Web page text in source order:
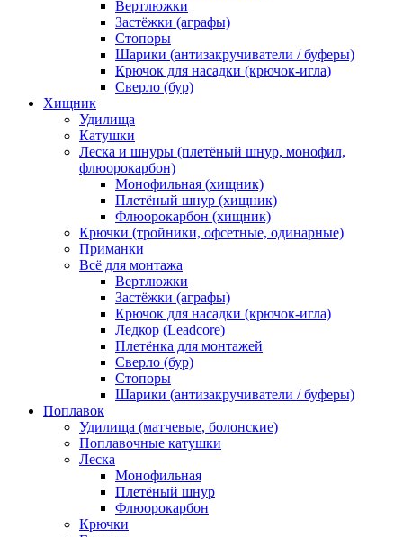
Вертлюжки
Застёжки (аграфы)
Стопоры
Шарики (антизакручиватели / буферы)
Крючок для насадки (крючок-игла)
Сверло (бур)
Хищник
Удилища
Катушки
Леска и шнуры (плетёный шнур, монофил,
флюорокарбон)
Монофильная (хищник)
Плетёный шнур (хищник)
Флюорокарбон (хищник)
Крючки (тройники, офсетные, одинарные)
Приманки
Всё для монтажа
Вертлюжки
Застёжки (аграфы)
Крючок для насадки (крючок-игла)
Ледкор (Leadcore)
Плетёнка для монтажей
Сверло (бур)
Стопоры
Шарики (антизакручиватели / буферы)
Поплавок
Удилища (матчевые, болонские)
Поплавочные катушки
Леска
Монофильная
Плетёный шнур
Флюорокарбон
Крючки